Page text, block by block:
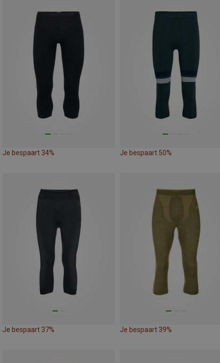
Je bespaart 34% Je bespaart 50%
Je bespaart 37% Je bespaart 39%